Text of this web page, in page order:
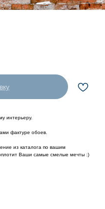
интерьеру.
фактуре обоев.
из каталога по вашим
Ваши самые смелые мечты :)